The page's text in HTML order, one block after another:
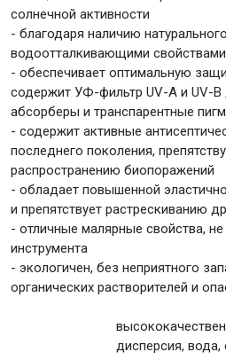
солнечной активности
- благодаря наличию
водоотталкивающими свойствами
- обеспечивает оптимальную
содержит УФ-фильтр UV-A и UV-
абсорберы и транспарентные
- содержит активные
последнего поколения,
распространению биопоражений
- обладает повышенной
и препятствует растрескиванию
- отличные малярные свойства, не
инструмента
- экологичен, без неприятного
органических растворителей и
дисперсия, вода,